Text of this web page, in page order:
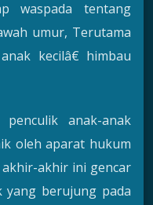
waspada tentang
umur, Terutama
kecilâ€ himbau
anak-anak
oleh aparat hukum
akhir-akhir ini gencar
yang berujung pada